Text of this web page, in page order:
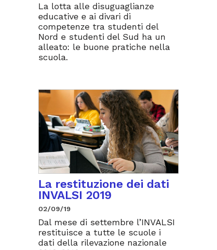
La lotta alle disuguaglianze
educative e ai divari di
competenze tra studenti del
Nord e studenti del Sud ha un
alleato: le buone pratiche nella
scuola.
La restituzione dei dati
INVALSI 2019
02/09/19
Dal mese di settembre l’INVALSI
restituisce a tutte le scuole i
dati della rilevazione nazionale